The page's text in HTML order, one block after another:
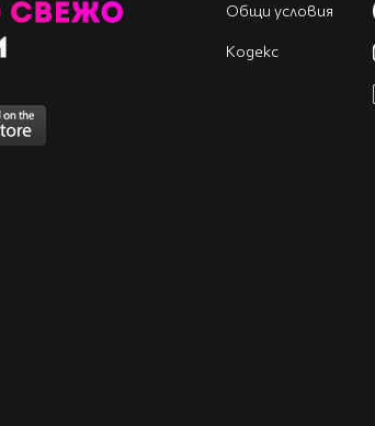
Общи условия
Кодекс